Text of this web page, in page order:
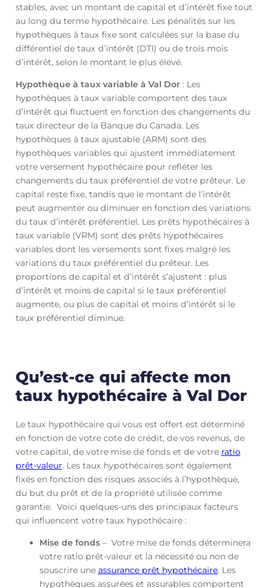
stables, avec un montant de capital et d’intérêt fixe tout
au long du terme hypothécaire. Les pénalités sur les
hypothèques à taux fixe sont calculées sur la base du
différentiel de taux d’intérêt (DTI) ou de trois mois
d’intérêt, selon le montant le plus élevé.
Hypothèque à taux variable à Val Dor: Les
hypothèques à taux variable comportent des taux
d’intérêt qui fluctuent en fonction des changements du
taux directeur de la Banque du Canada. Les
hypothèques à taux ajustable (ARM) sont des
hypothèques variables qui ajustent immédiatement
votre versement hypothécaire pour refléter les
changements du taux préférentiel de votre prêteur. Le
capital reste fixe, tandis que le montant de l’intérêt
peut augmenter ou diminuer en fonction des variations
du taux d’intérêt préférentiel. Les prêts hypothécaires à
taux variable (VRM) sont des prêts hypothécaires
variables dont les versements sont fixes malgré les
variations du taux préférentiel du prêteur. Les
proportions de capital et d’intérêt s’ajustent : plus
d’intérêt et moins de capital si le taux préférentiel
augmente, ou plus de capital et moins d’intérêt si le
taux préférentiel diminue.
Qu’est-ce qui affecte mon
taux hypothécaire à Val Dor
Le taux hypothécaire qui vous est offert est déterminé
en fonction de votre cote de crédit, de vos revenus, de
votre capital, de votre mise de fonds et de votre ratio
prêt-valeur. Les taux hypothécaires sont également
fixés en fonction des risques associés à l’hypothèque,
du but du prêt et de la propriété utilisée comme
garantie. Voici quelques-uns des principaux facteurs
qui influencent votre taux hypothécaire :
Mise de fonds– Votre mise de fonds déterminera
votre ratio prêt-valeur et la nécessité ou non de
souscrire une assurance prêt hypothécaire. Les
hypothèques assurées et assurables comportent